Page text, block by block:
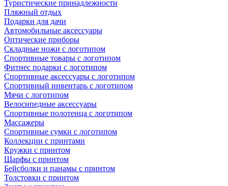
Туристические принадлежности
Пляжный отдых
Подарки для дачи
Автомобильные аксессуары
Оптические приборы
Складные ножи с логотипом
Спортивные товары с логотипом
Фитнес подарки с логотипом
Спортивные аксессуары с логотипом
Спортивный инвентарь с логотипом
Мячи с логотипом
Велосипедные аксессуары
Спортивные полотенца с логотипом
Массажеры
Спортивные сумки с логотипом
Коллекции с принтами
Кружки с принтом
Шарфы с принтом
Бейсболки и панамы с принтом
Толстовки с принтом